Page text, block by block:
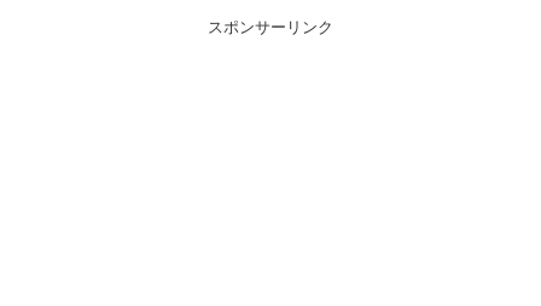
スマホに叡智な画像保存しているヤツ【ラブライブ！】
スポンサーリンク